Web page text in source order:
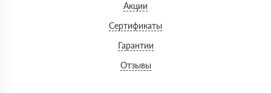
Акции
Сертификаты
Гарантии
Отзывы